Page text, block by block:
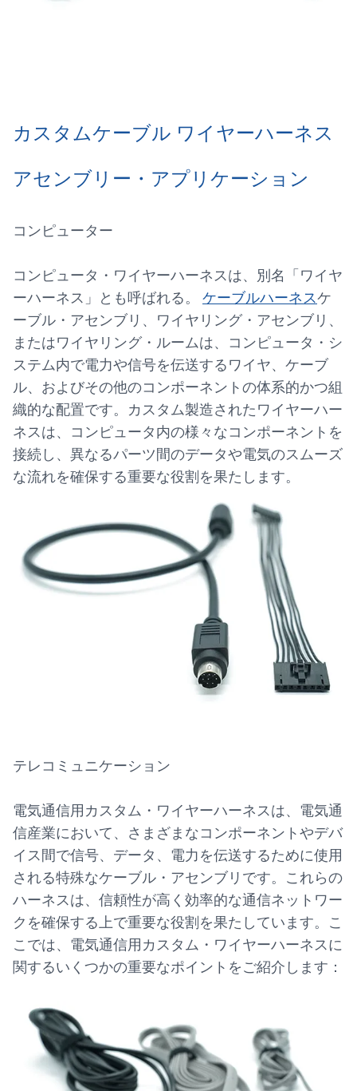
カスタムケーブル ワイヤーハーネス
アセンブリー・アプリケーション
コンピューター
コンピュータ・ワイヤーハーネスは、別名「ワイヤ
ーハーネス」とも呼ばれる。 ケーブルハーネスケ
ーブル・アセンブリ、ワイヤリング・アセンブリ、
またはワイヤリング・ルームは、コンピュータ・シ
ステム内で電力や信号を伝送するワイヤ、ケーブ
ル、およびその他のコンポーネントの体系的かつ組
織的な配置です。カスタム製造されたワイヤーハー
ネスは、コンピュータ内の様々なコンポーネントを
接続し、異なるパーツ間のデータや電気のスムーズ
な流れを確保する重要な役割を果たします。
テレコミュニケーション
電気通信用カスタム・ワイヤーハーネスは、電気通
信産業において、さまざまなコンポーネントやデバ
イス間で信号、データ、電力を伝送するために使用
される特殊なケーブル・アセンブリです。これらの
ハーネスは、信頼性が高く効率的な通信ネットワー
クを確保する上で重要な役割を果たしています。こ
こでは、電気通信用カスタム・ワイヤーハーネスに
関するいくつかの重要なポイントをご紹介します：